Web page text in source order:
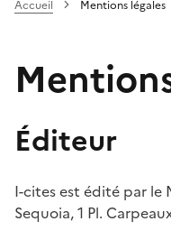
Accueil Mentions légales
Éditeur
I-cites est édité par le
Sequoia, 1 Pl.